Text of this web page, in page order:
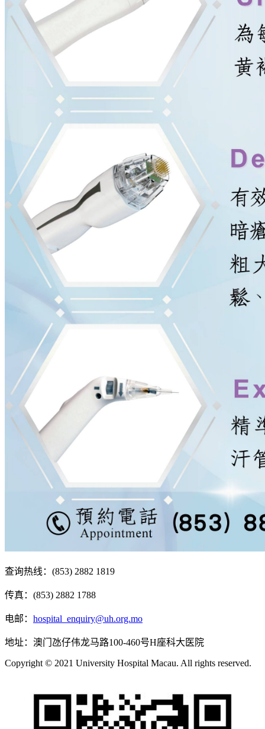
查询热线：(853) 2882 1819
传真：(853) 2882 1788
电邮： hospital_enquiry@uh.org.mo
地址：澳门氹仔伟龙马路100-460号H座科大医院
Copyright © 2021 University Hospital Macau. All rights reserved.